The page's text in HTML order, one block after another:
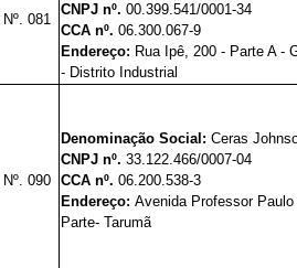
Nº. 081
CNPJ nº.00.399.541/0001-34
CCA nº.06.300.067-9
Endereço: Rua Ipê, 200 - Parte A -
- Distrito Industrial
Nº. 090
Denominação Social: Ceras
CNPJ nº.33.122.466/0007-04
CCA nº.06.200.538-3
Endereço:Avenida Professor
Parte- Tarumã